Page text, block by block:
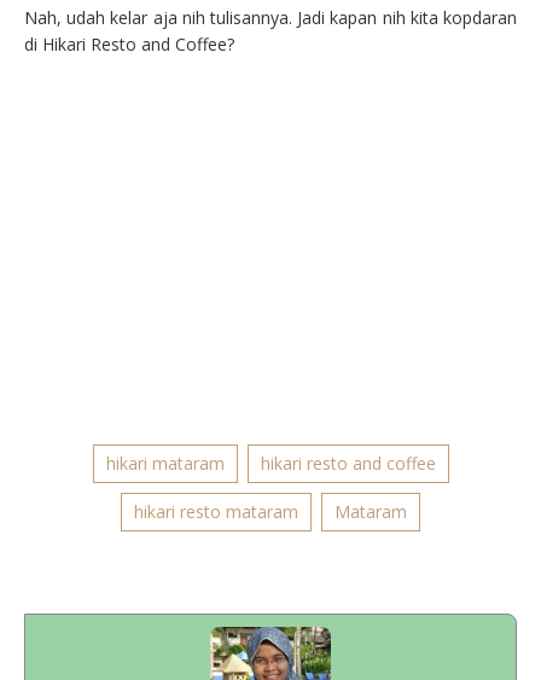
Nah, udah kelar aja nih tulisannya. Jadi kapan nih kita kopdaran
di Hikari Resto and Coffee?
hikari mataram hikari resto and coffee
hikari resto mataram Mataram